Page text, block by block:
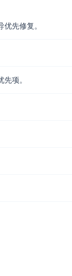
，断言 pay 返回
补充 value=1（最
先修复。
项。